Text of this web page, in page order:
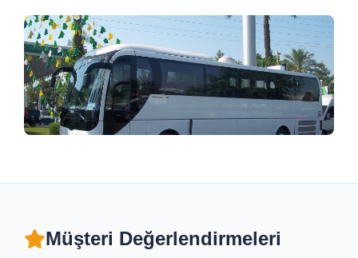
Müşteri Değerlendirmeleri